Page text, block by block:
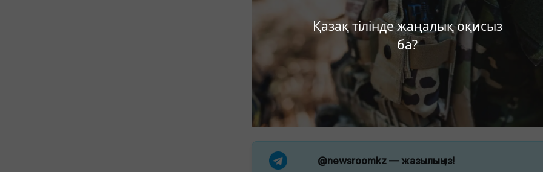
Қазақ тілінде жаңалық оқисыз
ба?
@newsroomkz— жазылыңыз!